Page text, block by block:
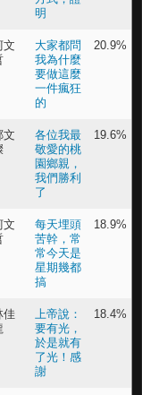
明
文
大家都問
我為什麼
要做這麼
一件瘋狂
的
20.9%
文
各位我最
敬愛的桃
園鄉親，
我們勝利
了
19.6%
文
每天埋頭
苦幹，常
常今天是
星期幾都
搞
18.9%
佳
上帝說：
要有光，
於是就有
了光！感
謝
18.4%